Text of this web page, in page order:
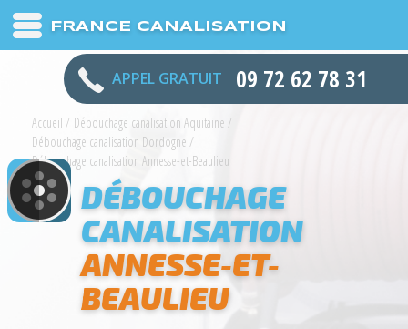
FRANCE CANALISATION
APPEL GRATUIT 09 72 62 78 31
Accueil / Débouchage canalisation Aquitaine /
Débouchage canalisation Dordogne /
Débouchage canalisation Annesse-et-Beaulieu
DÉBOUCHAGE
CANALISATION
ANNESSE-ET-
BEAULIEU